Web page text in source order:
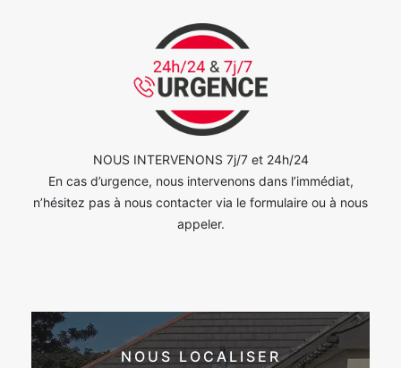
NOUS INTERVENONS 7j/7 et 24h/24
En cas d’urgence, nous intervenons dans l’immédiat,
n’hésitez pas à nous contacter via le formulaire ou à nous
appeler.
NOUS LOCALISER